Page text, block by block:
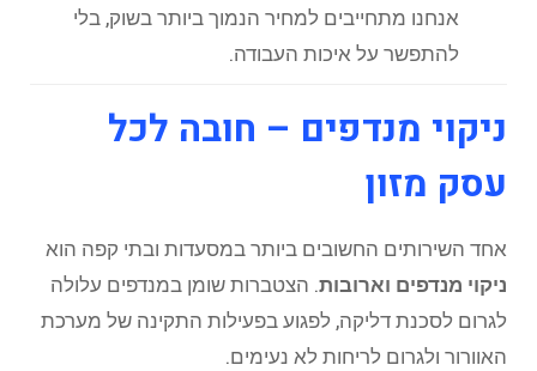
אנחנו מתחייבים למחיר הנמוך ביותר בשוק, בלי
להתפשר על איכות העבודה.
ניקוי מנדפים – חובה לכל
עסק מזון
אחד השירותים החשובים ביותר במסעדות ובתי קפה הוא
ניקוי מנדפים וארובות. הצטברות שומן במנדפים עלולה
לגרום לסכנת דליקה, לפגוע בפעילות התקינה של מערכת
האוורור ולגרום לריחות לא נעימים.